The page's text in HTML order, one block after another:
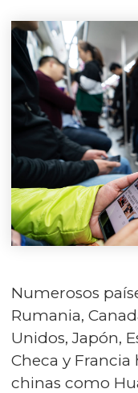
Numerosos
Rumania,
Unidos, Japón,
Checa y
chinas como